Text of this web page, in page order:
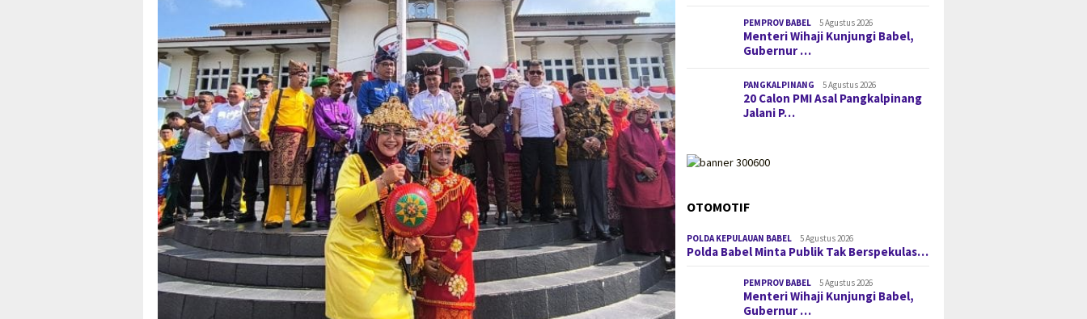
PEMPROV BABEL 5 Agustus 2026
Menteri Wihaji Kunjungi Babel,
Gubernur …
PANGKALPINANG 5 Agustus 2026
20 Calon PMI Asal Pangkalpinang
Jalani P…
OTOMOTIF
POLDA KEPULAUAN BABEL 5 Agustus 2026
Polda Babel Minta Publik Tak Berspekulas…
PEMPROV BABEL 5 Agustus 2026
Menteri Wihaji Kunjungi Babel,
Gubernur …